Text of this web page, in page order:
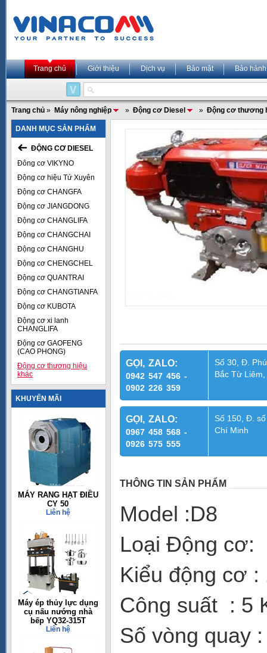
Trang chủ Giới thiệu Dịch vụ Bảo mật Bảo hành
Trang chủ » Máy nông nghiệp » Động cơ Diesel » Động cơ thương
DANH MỤC SẢN PHẨM
ĐỘNG CƠ DIESEL
Đông cơ VIKYNO
Động cơ hiệu Tứ Xuyên
Động cơ CHANGFA
Động cơ JIANGDONG
Động cơ CHANGLIFA
Động cơ CHANGCHAI
Động cơ CHANGHU
Động cơ CHENGCHEL
Động cơ QUANTRAI
Động cơ CHANGTIANFA
Động cơ KUBOTA
Động cơ xi lanh
CHANGLIFA
Động cơ GAOFENG
(CAO PHONG)
Động cơ thương hiệu
khác
KHUYẾN MÃI
MÁY RANG HẠT ĐIỀU
CY 50
Liên hệ
Máy ép thủy lực dụng
cụ nấu nướng nhà
bếp YQ32-315T
Liên hệ
GỌI, ZALO:
0942 547 456 -
0902 226 359
Số 30, Đ.
Bắc Từ
GỌI, ZALO:
0967 458 568 -
0926 575 555
Số 150, Đ.
Chí Minh
THÔNG TIN SẢN PHẨM
Model :D8
Loại Động cơ:
Kiểu động cơ :
Công suất : 5
Số vòng quay